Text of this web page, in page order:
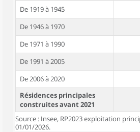
De 1919 à 1945
De 1946 à 1970
De 1971 à 1990
De 1991 à 2005
De 2006 à 2020
Résidences principales
construites avant 2021
Source : Insee, RP2023 exploitation
01/01/2026.